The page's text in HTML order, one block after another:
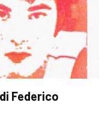
Federico